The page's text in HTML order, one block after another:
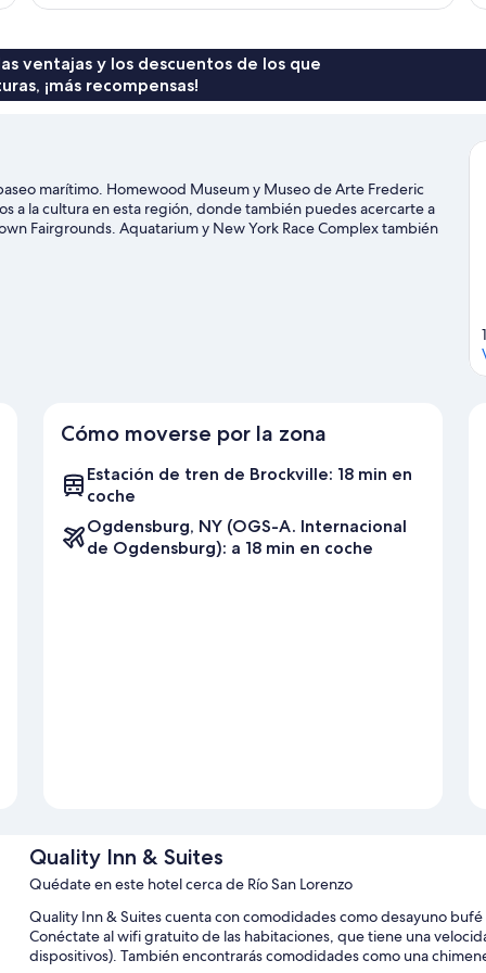
ventajas y los descuentos de los que
¡más recompensas!
marítimo. Homewood Museum y Museo de Arte Frederic
a la cultura en esta región, donde también puedes acercarte a
Fairgrounds. Aquatarium y New York Race Complex también
en el agua con tu actividad favorita: ¿esnórquel, tal vez?
Cómo moverse por la zona
Estación de tren de Brockville: 18 min en
coche
Ogdensburg, NY (OGS-A. Internacional
de Ogdensburg): a 18 min en coche
Quality Inn & Suites
Quédate en este hotel cerca de Río San Lorenzo
Quality Inn & Suites cuenta con comodidades como desayuno
Conéctate al wifi gratuito de las habitaciones, que tiene una
dispositivos). También encontrarás comodidades como una